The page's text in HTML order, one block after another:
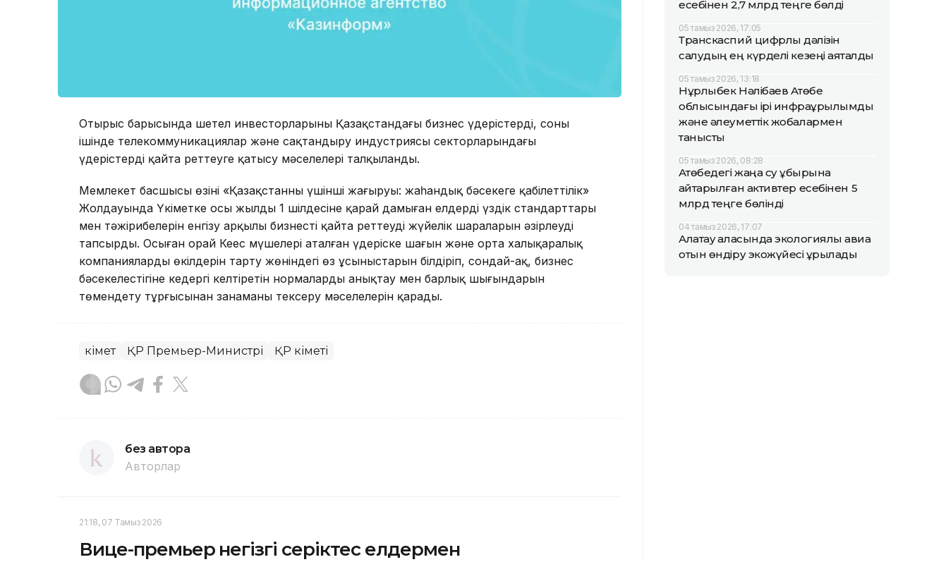
Отырыс барысында шетел инвесторларының Қазақстандағы бизнес үдерістерді, соның
ішінде телекоммуникациялар және сақтандыру индустриясы секторларындағы
үдерістерді қайта реттеуге қатысу мәселелері талқыланды.
Мемлекет басшысы өзінің «Қазақстанның үшінші жаңғыруы: жаһандық бәсекеге қабілеттілік»
Жолдауында Үкіметке осы жылдың 1 шілдесіне қарай дамыған елдердің үздік стандарттары
мен тәжірибелерін енгізу арқылы бизнесті қайта реттеудің жүйелік шараларын әзірлеуді
тапсырды. Осыған орай Кеңес мүшелері аталған үдеріске шағын жəне орта халықаралық
компаниялардың өкілдерін тарту жөніндегі өз ұсыныстарын білдіріп, сондай-ақ, бизнес
бәсекелестігіне кедергі келтіретін нормаларды анықтау мен барлық шығындарын
төмендету тұрғысынан заңнаманы тексеру мәселелерін қарады.
Үкімет ҚР Премьер-Министрі ҚР Үкіметі
без автора
Авторлар
21:18, 07 Тамыз 2026
Вице-премьер негізгі серіктес елдермен
есебінен 2,7 млрд теңге бөлді
05 тамыз 2026, 17:05
Транскаспий цифрлық дәлізін
салудың ең күрделі кезеңі аяқталды
05 тамыз 2026, 13:18
Нұрлыбек Нәлібаев Ақтөбе
облысындағы ірі инфрақұрылымдық
және әлеуметтік жобалармен
танысты
05 тамыз 2026, 08:28
Ақтөбедегі жаңа су құбырына
қайтарылған активтер есебінен 5
млрд теңге бөлінді
04 тамыз 2026, 17:07
Алатау қаласында экологиялық авиа
отын өндіру экожүйесі құрылады